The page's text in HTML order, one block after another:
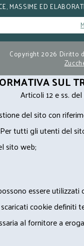
MASSIME ED
Copyright 2026 Diritto
SUL
Articoli 12 e ss.
del sito con
Per tutti gli utenti del
sito web;
essere
cookie definiti
al fornitore a